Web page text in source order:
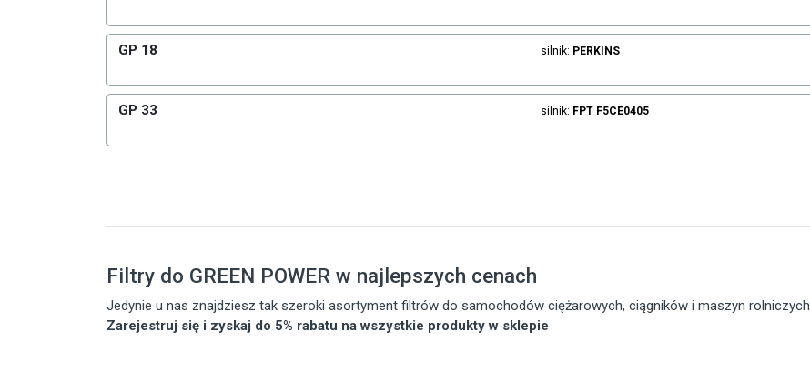
GP 18 silnik: PERKINS
GP 33 silnik: FPT F5CE0405
Filtry do GREEN POWER w najlepszych cenach
Jedynie u nas znajdziesz tak szeroki asortyment filtrów do samochodów ciężarowych, ciągników i maszyn rolniczych
Zarejestruj się i zyskaj do 5% rabatu na wszystkie produkty w sklepie